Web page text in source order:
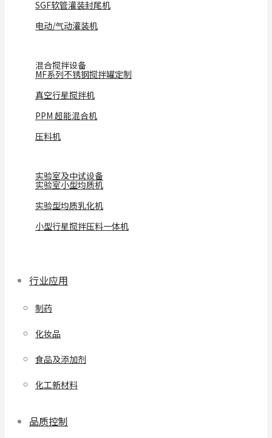
SGF软管灌装封尾机
电动/气动灌装机
混合搅拌设备
MF系列不锈钢搅拌罐定制
真空行星搅拌机
PPM 超能混合机
压料机
实验室及中试设备
实验室小型均质机
实验型均质乳化机
小型行星搅拌压料一体机
行业应用
制药
化妆品
食品及添加剂
化工新材料
品质控制